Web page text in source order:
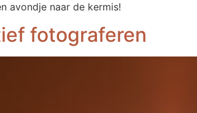
avondje naar de kermis!
fotograferen